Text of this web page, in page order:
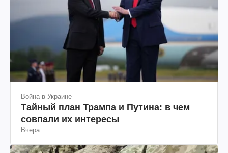
Война в Украине
Тайный план Трампа и Путина: в чем
совпали их интересы